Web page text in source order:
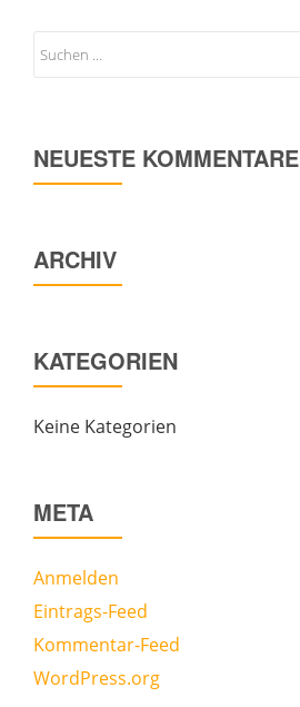
NEUESTE KOMMENTARE
ARCHIV
KATEGORIEN
Keine Kategorien
META
Anmelden
Eintrags-Feed
Kommentar-Feed
WordPress.org